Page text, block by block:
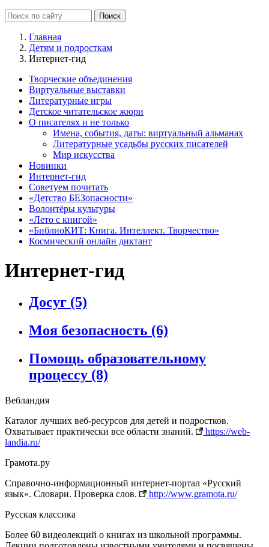
Главная
Детям и подросткам
Интернет-гид
Творческие объединения
Виртуальные выставки
Литературные игры
Детское читательское жюри
О писателях и не только
Имена, события, даты: виртуальный альманах
Литературные усадьбы русских писателей
Мир искусства
Новинки
Интернет-гид
Советуем почитать
«Детство БЕЗопасности»
Волонтёры культуры
«Лето с книгой»
«БиблиоКИТ: Книга. Интеллект. Творчество»
Космический онлайн диктант
Интернет-гид
Досуг (5)
Моя безопасность (6)
Помощь образовательному
процессу (8)
Вебландия
Каталог лучших веб-ресурсов для детей и подростков.
Охватывает практически все области знаний.
https://web-
landia.ru/
Грамота.ру
Справочно‐информационный интернет‐портал «Русский
язык». Словари. Проверка слов.
http://www.gramota.ru/
Русская классика
Более 60 видеолекций о книгах из школьной программы.